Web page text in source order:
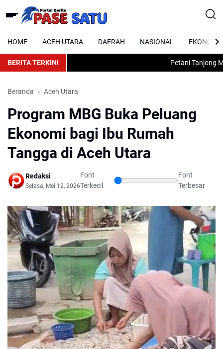
HOME ACEH UTARA DAERAH NASIONAL EKONOMI
BERITA TERKINI Petani Tanjong
Beranda Aceh Utara
Program MBG Buka Peluang
Ekonomi bagi Ibu Rumah
Tangga di Aceh Utara
Redaksi
Selasa, Mei 12, 2026
Font
Terkecil
Font
Terbesar